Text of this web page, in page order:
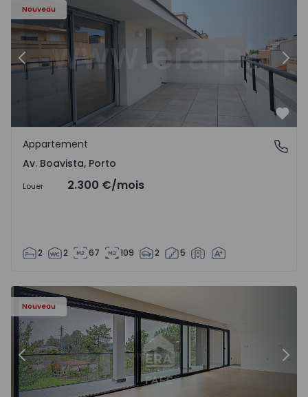
Nouveau
Précédent
Av. Boavista, Porto
Appartement
Av. Boavista, Porto
Louer 2.300 €/mois
2 2 67 109 2 5
Nouveau
Précédent